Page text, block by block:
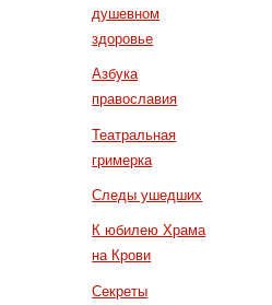
душевном
здоровье
Азбука
православия
Театральная
гримерка
Следы ушедших
К юбилею Храма
на Крови
Секреты